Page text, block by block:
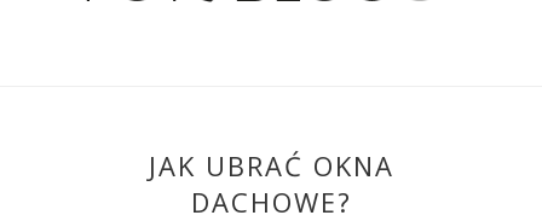
JAK UBRAĆ OKNA
DACHOWE?